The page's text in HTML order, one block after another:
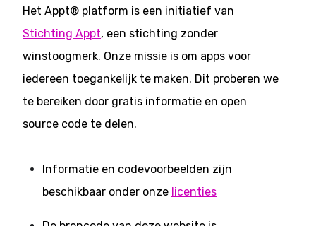
Het Appt® platform is een initiatief van
Stichting Appt, een stichting zonder
winstoogmerk. Onze missie is om apps voor
iedereen toegankelijk te maken. Dit proberen we
te bereiken door gratis informatie en open
source code te delen.
Informatie en codevoorbeelden zijn
beschikbaar onder onze licenties